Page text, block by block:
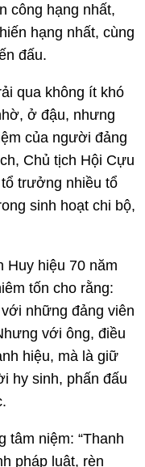
công hạng nhất,
hạng nhất, cùng
đấu.
qua không ít khó
ở đậu, nhưng
của người đảng
Chủ tịch Hội Cựu
trưởng nhiều tổ
sinh hoạt chi bộ,
Huy hiệu 70 năm
tốn cho rằng:
những đảng viên
với ông, điều
hiệu, mà là giữ
hy sinh, phấn đấu
tâm niệm: “Thanh
pháp luật, rèn